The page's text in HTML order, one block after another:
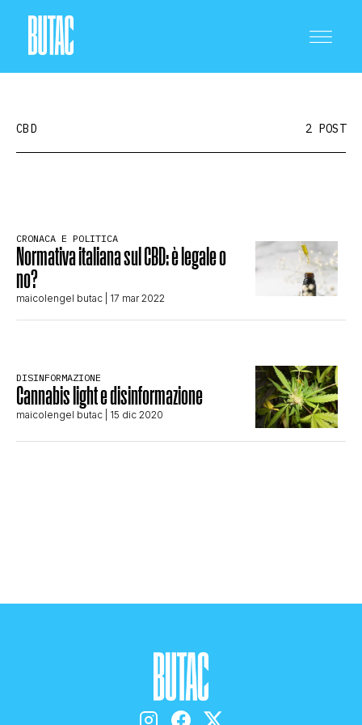
SCIENZA E TECNOLOGIA
SALUTE E MEDICINA
STORIA E CITAZIONI
TRUFFE E SOCIAL NETWORK
CBD 2 POST
CRONACA E POLITICA
Normativa italiana sul CBD: è legale o
no?
maicolengel butac | 17 mar 2022
DISINFORMAZIONE
Cannabis light e disinformazione
maicolengel butac | 15 dic 2020